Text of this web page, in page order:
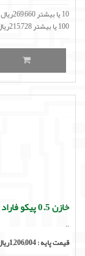
10 یا بیشتر 269,660ریال
100 یا بیشتر 215,728ریال
خازن 0.5 پیکو فاراد SMD - سایز 0603 - بسته 20 تایی
..
قیمت پایه :1,206,004ریال